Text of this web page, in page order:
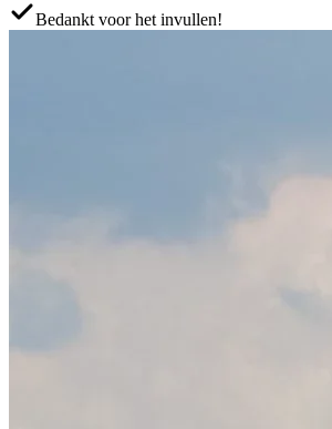
Bedankt voor het invullen!